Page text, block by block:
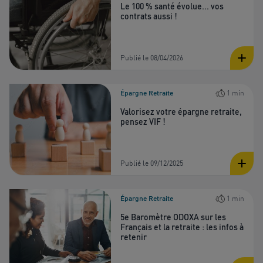
Le 100 % santé évolue... vos
contrats aussi !
Publié le 08/04/2026
Épargne Retraite 1 min
Valorisez votre épargne retraite,
pensez VIF !
Publié le 09/12/2025
Épargne Retraite 1 min
5e Baromètre ODOXA sur les
Français et la retraite : les infos à
retenir